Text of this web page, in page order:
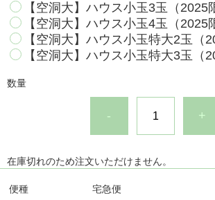
【空洞大】ハウス小玉3玉（2025
【空洞大】ハウス小玉4玉（2025
【空洞大】ハウス小玉特大2玉（
【空洞大】ハウス小玉特大3玉（
数量
- +
在庫切れのため注文いただけません。
便種 宅急便